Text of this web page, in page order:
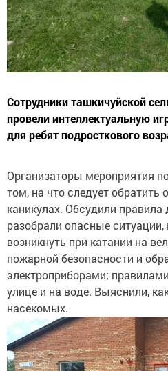
Сотрудники ташкичуйской
провели интеллектуальную​
для ребят подросткового
Организаторы мероприятия
том, на что следует обратить
каникулах. Обсудили
разобрали опасные
возникнуть при катании на
пожарной безопасности и
электроприборами;
улице и на воде. Выяснили,
насекомых.